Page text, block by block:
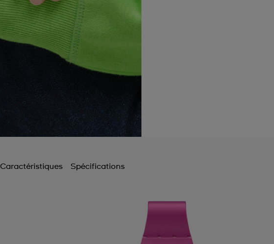
Caractéristiques Spécifications